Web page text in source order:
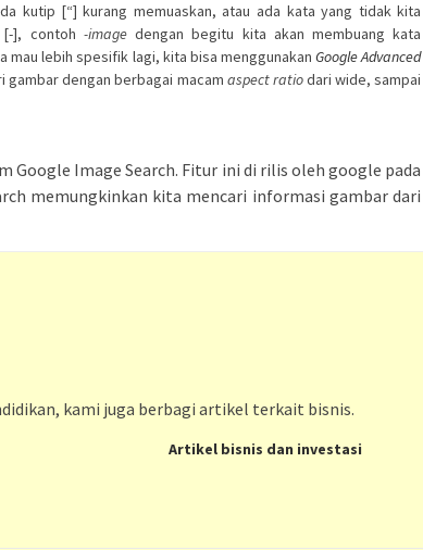
kutip [“] kurang memuaskan, atau ada kata yang tidak kita
[-], contoh -imagedengan begitu kita akan membuang kata
mau lebih spesifik lagi, kita bisa menggunakanGoogle Advanced
gambar dengan berbagai macam aspect ratiodari wide, sampai
Google Image Search. Fitur ini di rilis oleh google pada
memungkinkan kita mencari informasi gambar dari
kami juga berbagi artikel terkait bisnis.
Artikel bisnis dan investasi